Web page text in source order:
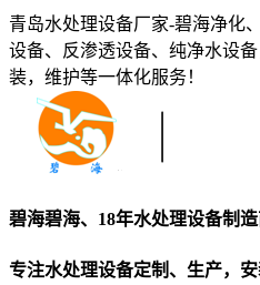
青岛水处理设备厂家-碧海净化
设备、反渗透设备、纯净水设
装，维护等一体化服务！
碧海碧海、18年水处理设备制
专注水处理设备定制、生产，